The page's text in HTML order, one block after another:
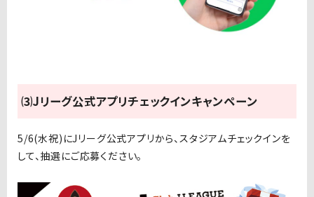
⑶Jリーグ公式アプリチェックインキャンペーン
5/6(水祝)にJリーグ公式アプリから、スタジアムチェックインを
して、抽選にご応募ください。